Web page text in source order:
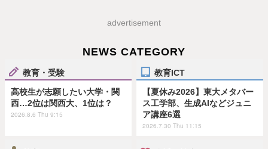
advertisement
NEWS CATEGORY
教育・受験
高校生が志願したい大学・関
西…2位は関西大、1位は？
2026.8.6 Thu 9:15
教育ICT
【夏休み2026】東大メタバー
ス工学部、生成AIなどジュニ
ア講座6選
2026.7.30 Thu 11:15